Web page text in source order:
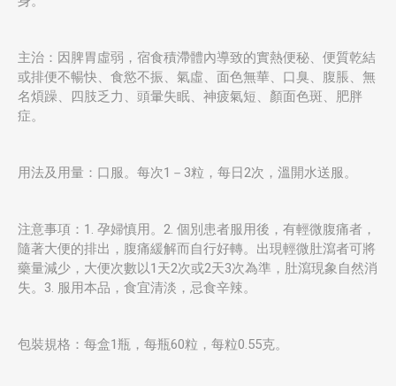
主治：因脾胃虛弱，宿食積滯體內導致的實熱便秘、便質乾結
或排便不暢快、食慾不振、氣虛、面色無華、口臭、腹脹、無
名煩躁、四肢乏力、頭暈失眠、神疲氣短、顏面色斑、肥胖
症。
用法及用量：口服。每次1－3粒，每日2次，溫開水送服。
注意事項：1. 孕婦慎用。2. 個別患者服用後，有輕微腹痛者，
隨著大便的排出，腹痛緩解而自行好轉。出現輕微肚瀉者可將
藥量減少，大便次數以1天2次或2天3次為準，肚瀉現象自然消
失。3. 服用本品，食宜清淡，忌食辛辣。
包裝規格：每盒1瓶，每瓶60粒，每粒0.55克。